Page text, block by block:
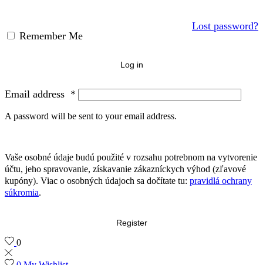
Lost password?
Remember Me
Log in
Email address *
A password will be sent to your email address.
Vaše osobné údaje budú použité v rozsahu potrebnom na vytvorenie
účtu, jeho spravovanie, získavanie zákazníckych výhod (zľavové
kupóny). Viac o osobných údajoch sa dočítate tu: pravidlá ochrany
súkromia.
Register
0